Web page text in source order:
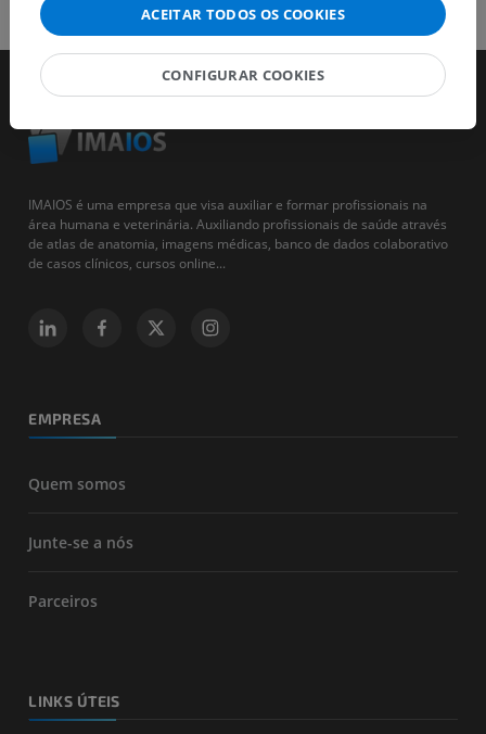
IMAIOS é uma empresa que visa auxiliar e formar profissionais na
área humana e veterinária. Auxiliando profissionais de saúde através
de atlas de anatomia, imagens médicas, banco de dados colaborativo
de casos clínicos, cursos online...
EMPRESA
Quem somos
Junte-se a nós
Parceiros
LINKS ÚTEIS
ACEITAR TODOS OS COOKIES
CONFIGURAR COOKIES